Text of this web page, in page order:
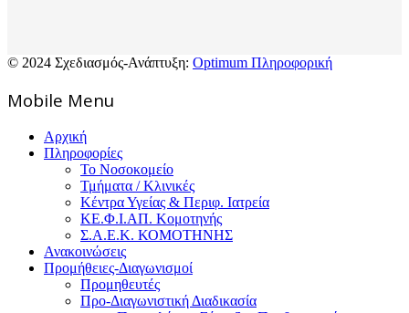
© 2024 Σχεδιασμός-Ανάπτυξη: Optimum Πληροφορική
Mοbile Menu
Αρχική
Πληροφορίες
Το Νοσοκομείο
Τμήματα / Κλινικές
Κέντρα Υγείας & Περιφ. Ιατρεία
ΚΕ.Φ.Ι.ΑΠ. Κομοτηνής
Σ.Α.Ε.Κ. ΚΟΜΟΤΗΝΗΣ
Ανακοινώσεις
Προμήθειες-Διαγωνισμοί
Προμηθευτές
Προ-Διαγωνιστική Διαδικασία